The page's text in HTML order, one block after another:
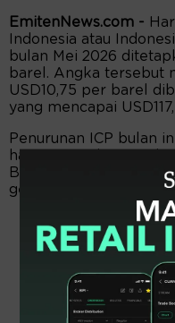
EmitenNews.com -
Indonesia atau
bulan Mei 2026
barel. Angka tersebut
USD10,75 per barel
yang mencapai
Penurunan ICP bulan
harga minyak mentah
Brent, yang
geopolitik antara